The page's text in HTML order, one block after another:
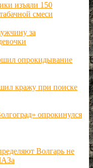
изъяли 150
смеси
за
опрокидывание
кражу при поиске
опрокинулся
Волгарь не